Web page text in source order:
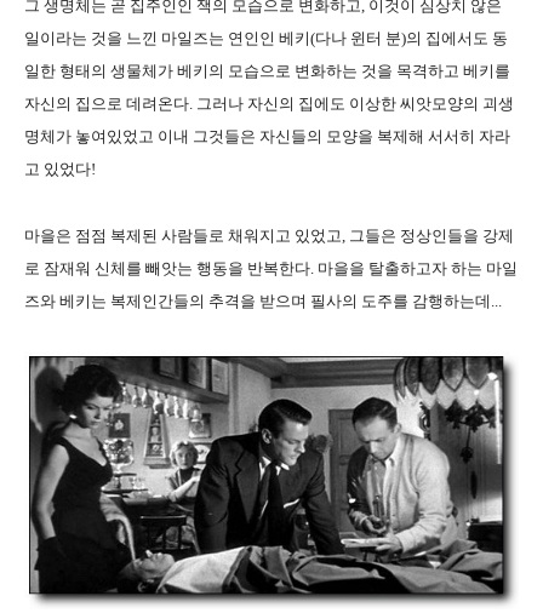
그 생명체는 곧 집주인인 잭의 모습으로 변화하고, 이것이 심상치 않은
일이라는 것을 느낀 마일즈는 연인인 베키(다나 윈터 분)의 집에서도 동
일한 형태의 생물체가 베키의 모습으로 변화하는 것을 목격하고 베키를
자신의 집으로 데려온다. 그러나 자신의 집에도 이상한 씨앗모양의 괴생
명체가 놓여있었고 이내 그것들은 자신들의 모양을 복제해 서서히 자라
고 있었다!
마을은 점점 복제된 사람들로 채워지고 있었고, 그들은 정상인들을 강제
로 잠재워 신체를 빼앗는 행동을 반복한다. 마을을 탈출하고자 하는 마일
즈와 베키는 복제인간들의 추격을 받으며 필사의 도주를 감행하는데...